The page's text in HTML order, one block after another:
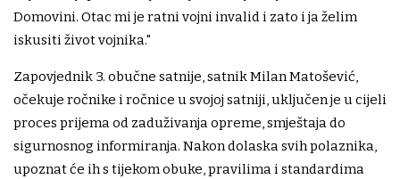
Domovini. Otac mi je ratni vojni invalid i zato i ja želim
iskusiti život vojnika."
Zapovjednik 3. obučne satnije, satnik Milan Matošević,
očekuje ročnike i ročnice u svojoj satniji, uključen je u cijeli
proces prijema od zaduživanja opreme, smještaja do
sigurnosnog informiranja. Nakon dolaska svih polaznika,
upoznat će ih s tijekom obuke, pravilima i standardima